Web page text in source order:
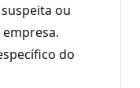
ou
do